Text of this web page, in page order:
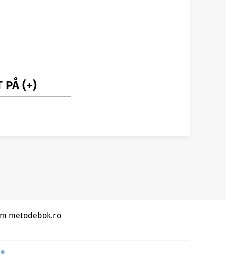
PÅ
metodebok.no